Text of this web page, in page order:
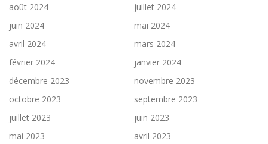
août 2024
juillet 2024
juin 2024
mai 2024
avril 2024
mars 2024
février 2024
janvier 2024
décembre 2023
novembre 2023
octobre 2023
septembre 2023
juillet 2023
juin 2023
mai 2023
avril 2023